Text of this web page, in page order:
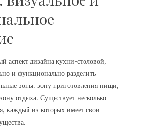
аспект дизайна кухни-столовой,
и функционально разделить
зоны: зону приготовления пищи,
отдыха. Существует несколько
каждый из которых имеет свои